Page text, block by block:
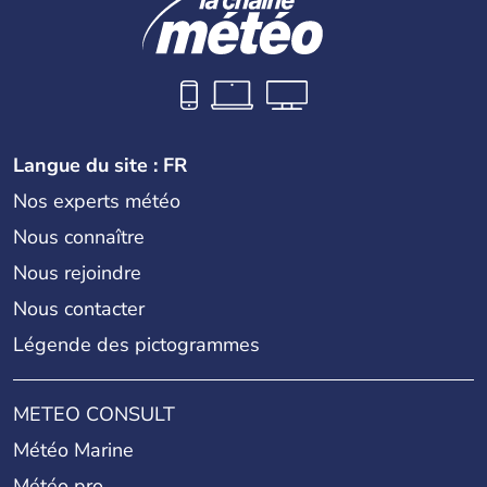
Langue du site : FR
Nos experts météo
Nous connaître
Nous rejoindre
Nous contacter
Légende des pictogrammes
METEO CONSULT
Météo Marine